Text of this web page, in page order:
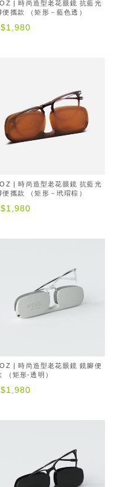
| 時尚造型老花眼鏡 抗藍光
便攜款 （矩形－藍色透）
| 時尚造型老花眼鏡 抗藍光
便攜款 （矩形－玳瑁棕）
| 時尚造型老花眼鏡 鏡腳便
（矩形-透明）